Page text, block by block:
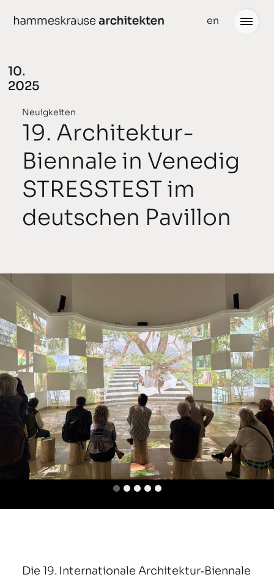
zum
en
gedacht
geplant
gebaut
ausgezeichnet
Büro
Team
Partner
Stellenangebote
10.
2025
Neuigkeiten
19. Architektur-
Biennale in Venedig
STRESSTEST im
deutschen Pavillon
Die 19. Internationale Architektur‑Biennale